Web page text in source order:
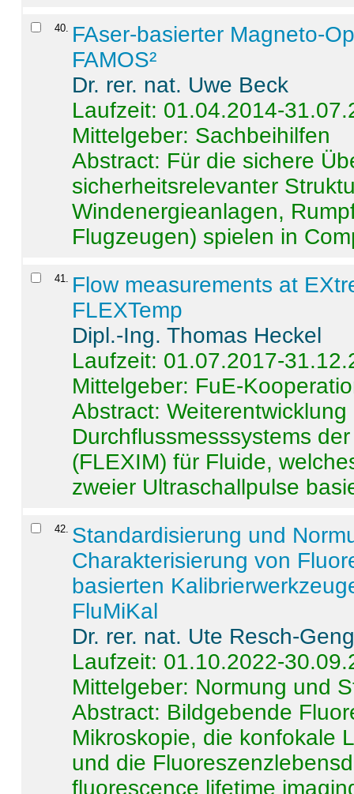
40. FAser-basierter Magneto-
FAMOS²
Dr. rer. nat. Uwe Beck
Laufzeit: 01.04.2014-
Mittelgeber: Sachbeihilfen
Abstract: Für die sichere
sicherheitsrelevanter
Windenergieanlagen,
Flugzeugen) spielen in
41. Flow measurements at
FLEXTemp
Dipl.-Ing. Thomas Heckel
Laufzeit: 01.07.2017-
Mittelgeber: FuE-
Abstract:
Durchflussmesssystems
(FLEXIM) für Fluide,
zweier Ultraschallpulse
42. Standardisierung und
Charakterisierung von
basierten
FluMiKal
Dr. rer. nat. Ute Resch-
Laufzeit: 01.10.2022-
Mittelgeber: Normung und
Abstract: Bildgebende
Mikroskopie, die konfokale
und die
fluorescence lifetime